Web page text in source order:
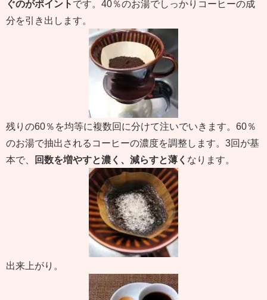
ぐのがポイント です。40％のお湯でしっかりコーヒーの成
分を引き出します。
残りの60％を均等に複数回に分けて注いでいきます。60％
のお湯で抽出されるコーヒーの濃度を調整します。3回が基
本で、
回数を増やすと濃く、減らすと薄く なります。
出来上がり。